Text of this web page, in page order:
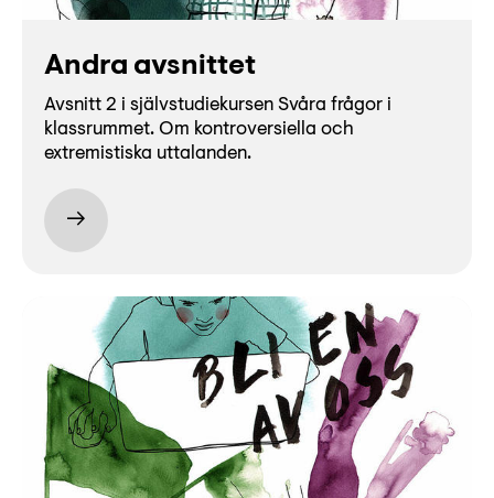
Andra avsnittet
Avsnitt 2 i självstudiekursen Svåra frågor i
klassrummet. Om kontroversiella och
extremistiska uttalanden.